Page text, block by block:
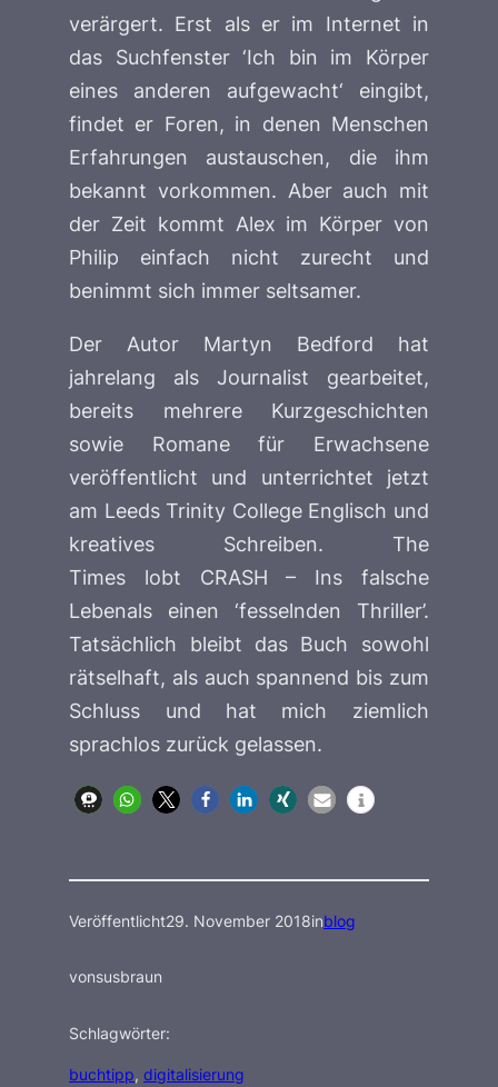
verärgert. Erst als er im Internet in
das Suchfenster ‘Ich bin im Körper
eines anderen aufgewacht‘ eingibt,
findet er Foren, in denen Menschen
Erfahrungen austauschen, die ihm
bekannt vorkommen. Aber auch mit
der Zeit kommt Alex im Körper von
Philip einfach nicht zurecht und
benimmt sich immer seltsamer.
Der Autor Martyn Bedford hat
jahrelang als Journalist gearbeitet,
bereits mehrere Kurzgeschichten
sowie Romane für Erwachsene
veröffentlicht und unterrichtet jetzt
am Leeds Trinity CollegeEnglisch und
kreatives Schreiben. The
Times lobt CRASH – Ins falsche
Lebenals einen ‘fesselnden Thriller’.
Tatsächlich bleibt das Buch sowohl
rätselhaft, als auch spannend bis zum
Schluss und hat mich ziemlich
sprachlos zurück gelassen.
Veröffentlicht29. November 2018inblog
vonsusbraun
Schlagwörter:
buchtipp, digitalisierung